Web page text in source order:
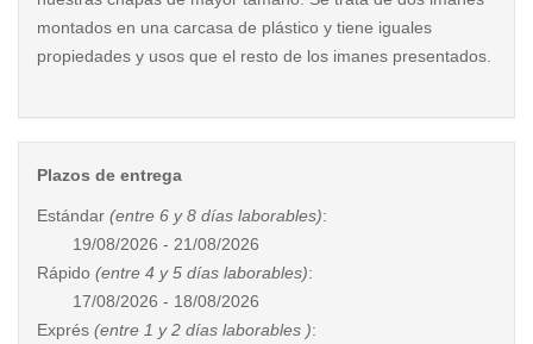
montados en una carcasa de plástico y tiene iguales
propiedades y usos que el resto de los imanes presentados.
Plazos de entrega
Estándar (entre 6 y 8 días laborables):
19/08/2026 - 21/08/2026
Rápido (entre 4 y 5 días laborables):
17/08/2026 - 18/08/2026
Exprés (entre 1 y 2 días laborables ):